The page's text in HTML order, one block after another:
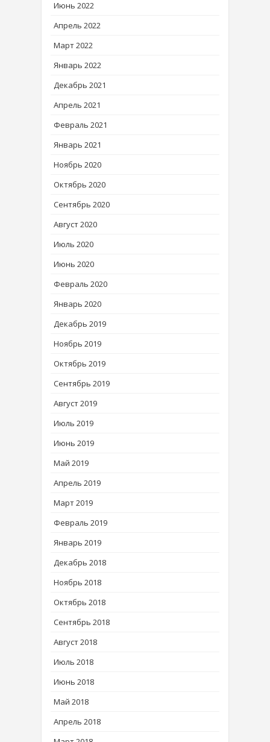
Июнь 2022
Апрель 2022
Март 2022
Январь 2022
Декабрь 2021
Апрель 2021
Февраль 2021
Январь 2021
Ноябрь 2020
Октябрь 2020
Сентябрь 2020
Август 2020
Июль 2020
Июнь 2020
Февраль 2020
Январь 2020
Декабрь 2019
Ноябрь 2019
Октябрь 2019
Сентябрь 2019
Август 2019
Июль 2019
Июнь 2019
Май 2019
Апрель 2019
Март 2019
Февраль 2019
Январь 2019
Декабрь 2018
Ноябрь 2018
Октябрь 2018
Сентябрь 2018
Август 2018
Июль 2018
Июнь 2018
Май 2018
Апрель 2018